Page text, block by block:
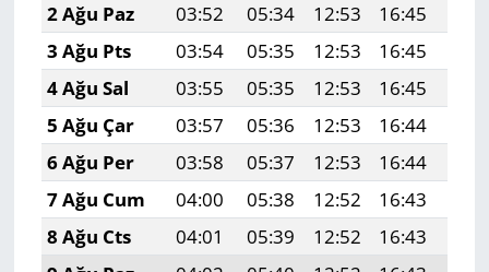
2 Ağu Paz
03:52 05:34 12:53 16:45
3 Ağu Pts
03:54 05:35 12:53 16:45
4 Ağu Sal
03:55 05:35 12:53 16:45
5 Ağu Çar
03:57 05:36 12:53 16:44
6 Ağu Per
03:58 05:37 12:53 16:44
7 Ağu Cum
04:00 05:38 12:52 16:43
8 Ağu Cts
04:01 05:39 12:52 16:43